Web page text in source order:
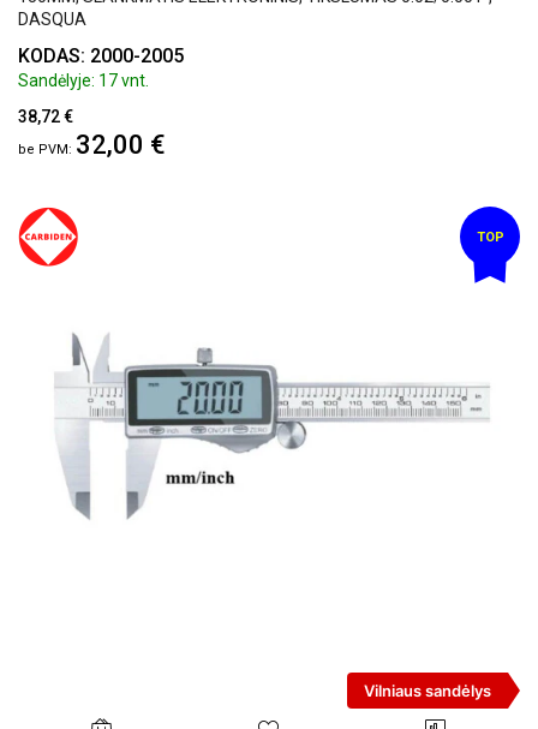
DASQUA
KODAS: 2000-2005
Sandėlyje: 17 vnt.
38,72 €
32,00 €
TOP
Vilniaus sandėlys